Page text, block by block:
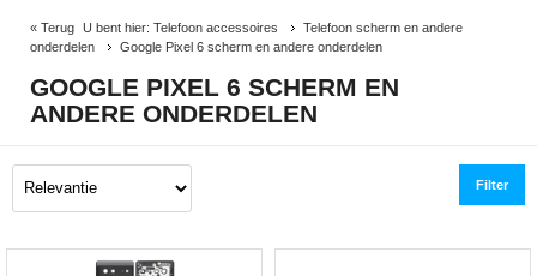
« Terug U bent hier: Telefoon accessoires
Telefoon scherm en andere
onderdelen
Google Pixel 6 scherm en andere onderdelen
GOOGLE PIXEL 6 SCHERM EN
ANDERE ONDERDELEN
Filter